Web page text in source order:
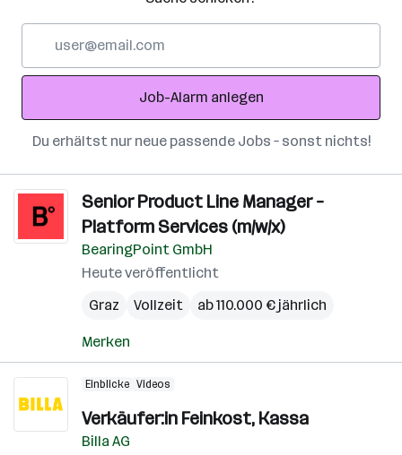
Adresse
Job-Alarm anlegen
Du erhältst nur neue passende Jobs – sonst nichts!
Senior Product Line Manager –
Platform Services (m/w/x)
BearingPoint GmbH
Heute veröffentlicht
Graz
Vollzeit ab 110.000 € jährlich
Merken
Einblicke Videos
Verkäufer:in Feinkost, Kassa
Billa AG